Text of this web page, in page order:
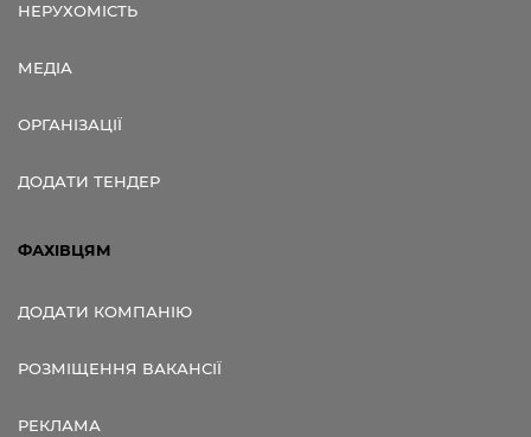
НЕРУХОМІСТЬ
МЕДІА
ОРГАНІЗАЦІЇ
ДОДАТИ ТЕНДЕР
ФАХІВЦЯМ
ДОДАТИ КОМПАНІЮ
РОЗМІЩЕННЯ ВАКАНСІЇ
РЕКЛАМА